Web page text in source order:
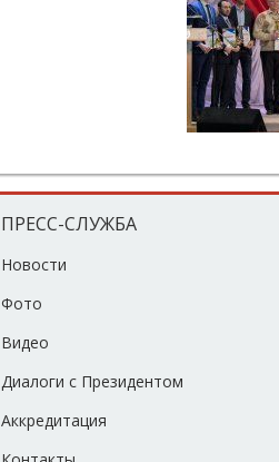
ПРЕСС-СЛУЖБА
Новости
Фото
Видео
Диалоги с Президентом
Аккредитация